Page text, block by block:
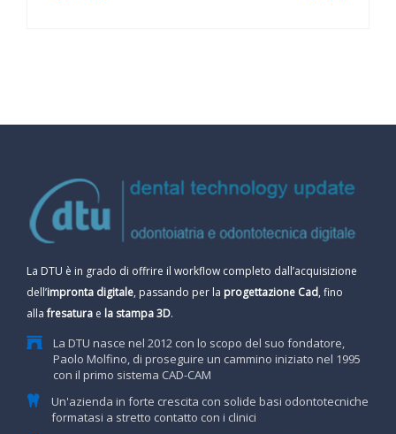
La DTU è in grado di offrire il workflow completo dall’acquisizione
dell’impronta digitale, passando per la progettazione Cad, fino
allafresatura e la stampa 3D.
La DTU nasce nel 2012 con lo scopo del suo fondatore,
Paolo Molfino, di proseguire un cammino iniziato nel 1995
con il primo sistema CAD-CAM
Un'azienda in forte crescita con solide basi odontotecniche
formatasi a stretto contatto con i clinici